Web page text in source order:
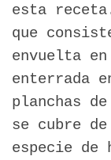
esta
que
envuelta
enterrada
planchas
se cubre
especie